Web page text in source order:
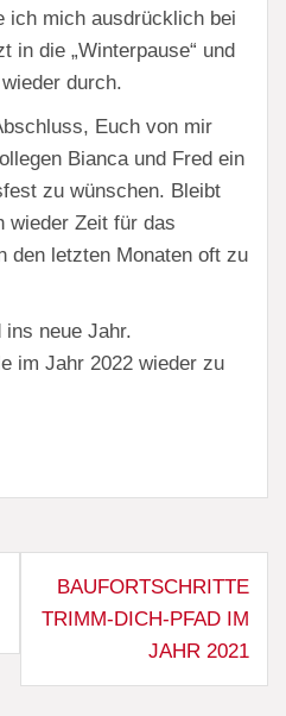
ich mich ausdrücklich bei
in die „Winterpause“ und
durch.
Euch von mir
Bianca und Fred ein
zu wünschen. Bleibt
wieder Zeit für das
den letzten Monaten oft zu
ins neue Jahr.
im Jahr 2022 wieder zu
BAUFORTSCHRITTE
TRIMM-DICH-PFAD IM
JAHR 2021